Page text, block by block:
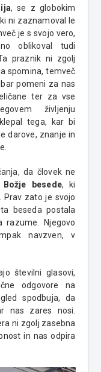
, se z globokim
ni zaznamoval le
je s svojo vero,
oblikoval tudi
praznik ni zgolj
spomina, temveč
pomeni za nas
ter za vse
življenju
tega, kar bi
darove, znanje in
da človek ne
Božje besede, ki
Prav zato je svojo
beseda postala
razume. Njegovo
navzven, v
številni glasovi,
odgovore na
spodbuja, da
nas zares nosi.
ni zgolj zasebna
in nas odpira